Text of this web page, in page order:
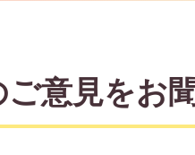
意見をお